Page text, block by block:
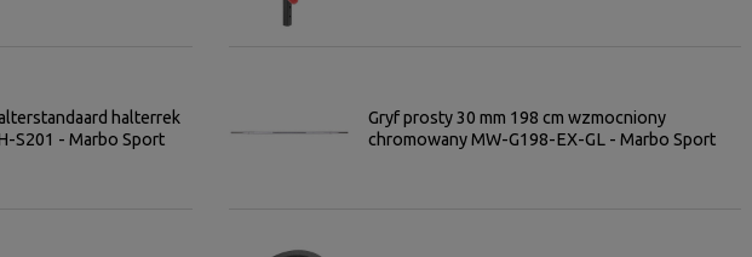
halterrek
S201 - Marbo Sport
Gryf prosty 30 mm 198 cm wzmocniony
chromowany MW-G198-EX-GL - Marbo Sport